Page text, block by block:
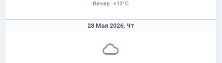
Вечер: +12°C
28 Мая 2026, Чт